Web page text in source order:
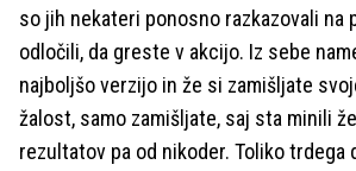
so jih nekateri ponosno razkazovali na
odločili, da greste v akcijo. Iz sebe
najboljšo verzijo in že si zamišljate
žalost, samo zamišljate, saj sta minili
rezultatov pa od nikoder. Toliko trdega